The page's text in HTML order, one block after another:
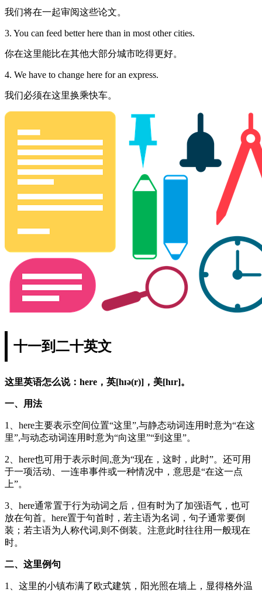
我们将在一起审阅这些论文。
3. You can feed better here than in most other cities.
你在这里能比在其他大部分城市吃得更好。
4. We have to change here for an express.
我们必须在这里换乘快车。
十一到二十英文
这里英语怎么说：here，英[hɪə(r)]，美[hɪr]。
一、用法
1、here主要表示空间位置“这里”,与静态动词连用时意为“在这
里”,与动态动词连用时意为“向这里”“到这里”。
2、here也可用于表示时间,意为“现在，这时，此时”。还可用
于一项活动、一连串事件或一种情况中，意思是“在这一点
上”。
3、here通常置于行为动词之后，但有时为了加强语气，也可
放在句首。here置于句首时，若主语为名词，句子通常要倒
装；若主语为人称代词,则不倒装。注意此时往往用一般现在
时。
二、这里例句
1、这里的小镇布满了欧式建筑，阳光照在墙上，显得格外温